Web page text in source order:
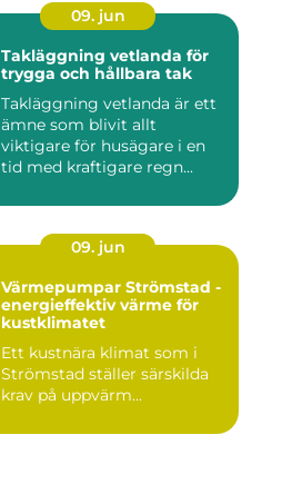
09. jun
Takläggning vetlanda för
trygga och hållbara tak
Takläggning vetlanda är ett
ämne som blivit allt
viktigare för husägare i en
tid med kraftigare regn...
09. jun
Värmepumpar Strömstad -
energieffektiv värme för
kustklimatet
Ett kustnära klimat som i
Strömstad ställer särskilda
krav på uppvärm...